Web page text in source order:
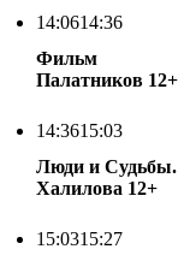
14:0614:36
Фильм
Палатников 12+
14:3615:03
Люди и Судьбы.
Халилова 12+
15:0315:27